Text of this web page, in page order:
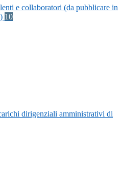
e collaboratori (da pubblicare in
10
dirigenziali amministrativi di